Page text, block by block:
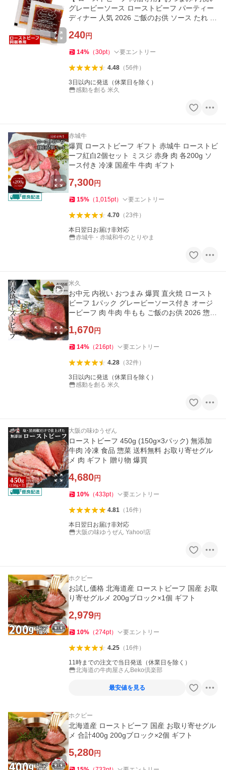
グレービーソース ローストビーフ パーティー
ディナー 人気 2026 ご飯のお供 ソース たれ 爆
240円
14% （30pt） 要エントリー
4.48（56件）
3日以内に発送（休業日を除く）
感動を創る 米久
赤城牛
爆買 ローストビーフ ギフト 赤城牛 ローストビ
ーフ紅白2個セット ミスジ 赤身 肉 各200g ソ
ース付き 冷凍 国産牛 牛肉 ギフト
7,300円
15% （ 1,015pt） 要エントリー
4.70（23件）
本日翌日お届け非対応
赤城牛・赤城和牛のとりやま
米久
お中元 内祝い おつまみ 爆買 直火焼 ロースト
ビーフ 1パック グレービーソース付き オージ
ービーフ 肉 牛肉 牛もも ご飯のお供 2026 惣菜
1,670円
14% （216pt） 要エントリー
4.28（32件）
3日以内に発送（休業日を除く）
感動を創る 米久
大阪の味ゆうぜん
ローストビーフ 450g (150g×3パック) 無添加
牛肉 冷凍 食品 惣菜 送料無料 お取り寄せグル
メ 肉 ギフト 贈り物 爆買
4,680円
10% （433pt） 要エントリー
4.81（ 16件）
本日翌日お届け非対応
大阪の味ゆうぜん Yahoo!店
ホクビー
お試し価格 北海道産 ローストビーフ 国産 お取
り寄せグルメ 200gブロック×1個 ギフト
2,979円
10% （274pt） 要エントリー
4.25（ 16件）
11時までの注文で当日発送（休業日を除く）
北海道の牛肉屋さんBeko倶楽部
最安値を見る
ホクビー
北海道産 ローストビーフ 国産 お取り寄せグル
メ 合計400g 200gブロック×2個 ギフト
5,280円